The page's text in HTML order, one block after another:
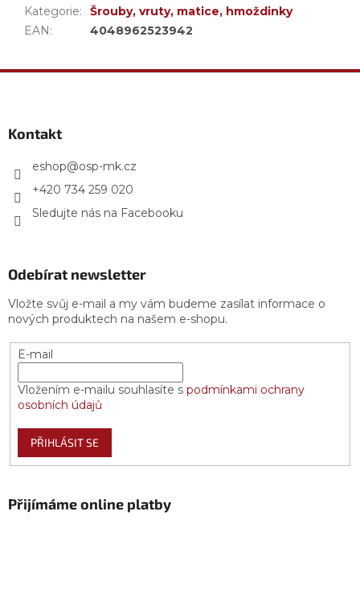
Kategorie:
Šrouby, vruty, matice, hmoždinky
EAN: 4048962523942
Kontakt
eshop@osp-mk.cz
+420 734 259 020
Sledujte nás na Facebooku
Odebírat newsletter
Vložte svůj e-mail a my vám budeme zasílat informace o
nových produktech na našem e-shopu.
E-mail
Vložením e-mailu souhlasíte s podmínkami ochrany
osobních údajů
PŘIHLÁSIT SE
Přijímáme online platby